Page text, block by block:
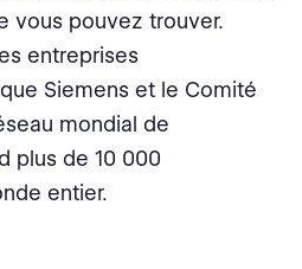
vous pouvez trouver.
entreprises
Siemens et le Comité
mondial de
plus de 10 000
entier.